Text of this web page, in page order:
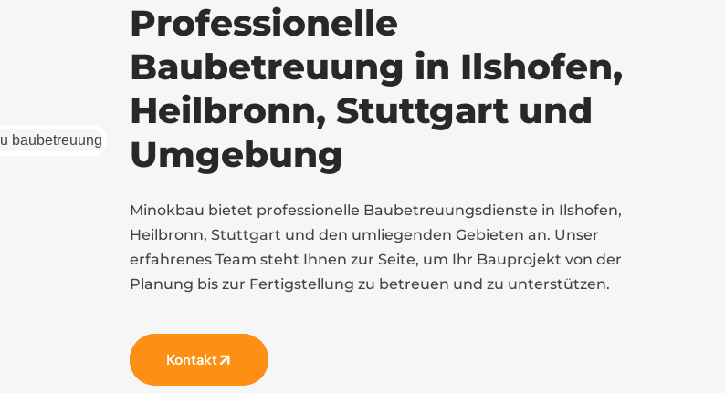
Professionelle
Baubetreuung in Ilshofen,
Heilbronn, Stuttgart und
Umgebung
Minokbau bietet professionelle Baubetreuungsdienste in Ilshofen,
Heilbronn, Stuttgart und den umliegenden Gebieten an. Unser
erfahrenes Team steht Ihnen zur Seite, um Ihr Bauprojekt von der
Planung bis zur Fertigstellung zu betreuen und zu unterstützen.
Kontakt